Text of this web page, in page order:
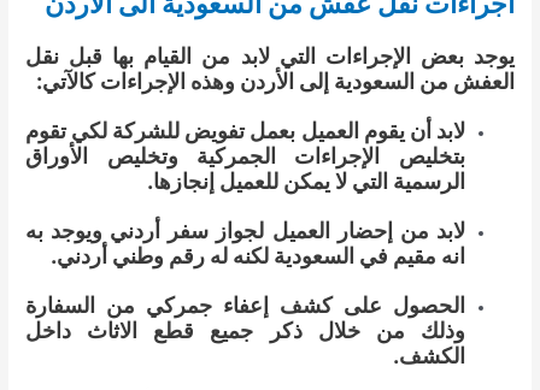
يوجد بعض الإجراءات التي لابد من القيام بها قبل نقل
العفش من السعودية إلى الأردن وهذه الإجراءات كالآتي:
لابد أن يقوم العميل بعمل تفويض للشركة لكي تقوم
بتخليص الإجراءات الجمركية وتخليص الأوراق
الرسمية التي لا يمكن للعميل إنجازها.
لابد من إحضار العميل لجواز سفر أردني ويوجد به
انه مقيم في السعودية لكنه له رقم وطني أردني.
الحصول على كشف إعفاء جمركي من السفارة
وذلك من خلال ذكر جميع قطع الاثاث داخل
الكشف.